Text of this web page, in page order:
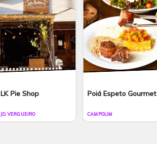
LK Pie Shop
JD. VERGUEIRO
Poiá Espeto Gourmet
CAMPOLIM